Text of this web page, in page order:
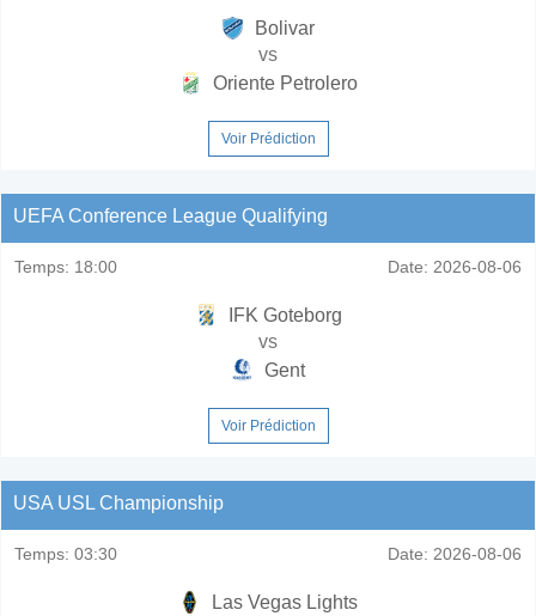
Bolivar
vs
Oriente Petrolero
Voir Prédiction
UEFA Conference League Qualifying
Temps: 18:00 Date: 2026-08-06
IFK Goteborg
vs
Gent
Voir Prédiction
USA USL Championship
Temps: 03:30 Date: 2026-08-06
Las Vegas Lights